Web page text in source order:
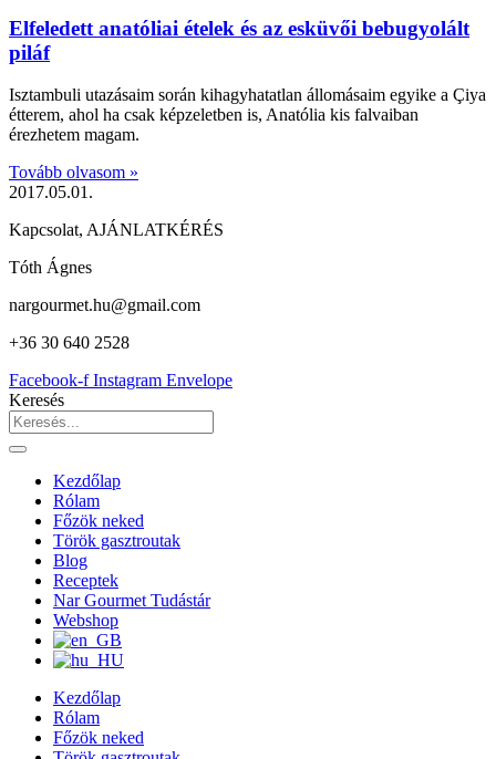
Elfeledett anatóliai ételek és az esküvői bebugyolált
piláf
Isztambuli utazásaim során kihagyhatatlan állomásaim egyike a Çiya
étterem, ahol ha csak képzeletben is, Anatólia kis falvaiban
érezhetem magam.
Tovább olvasom »
2017.05.01.
Kapcsolat, AJÁNLATKÉRÉS
Tóth Ágnes
nargourmet.hu@gmail.com
+36 30 640 2528
Facebook-f Instagram Envelope
Keresés
Kezdőlap
Rólam
Főzök neked
Török gasztroutak
Blog
Receptek
Nar Gourmet Tudástár
Webshop
Kezdőlap
Rólam
Főzök neked